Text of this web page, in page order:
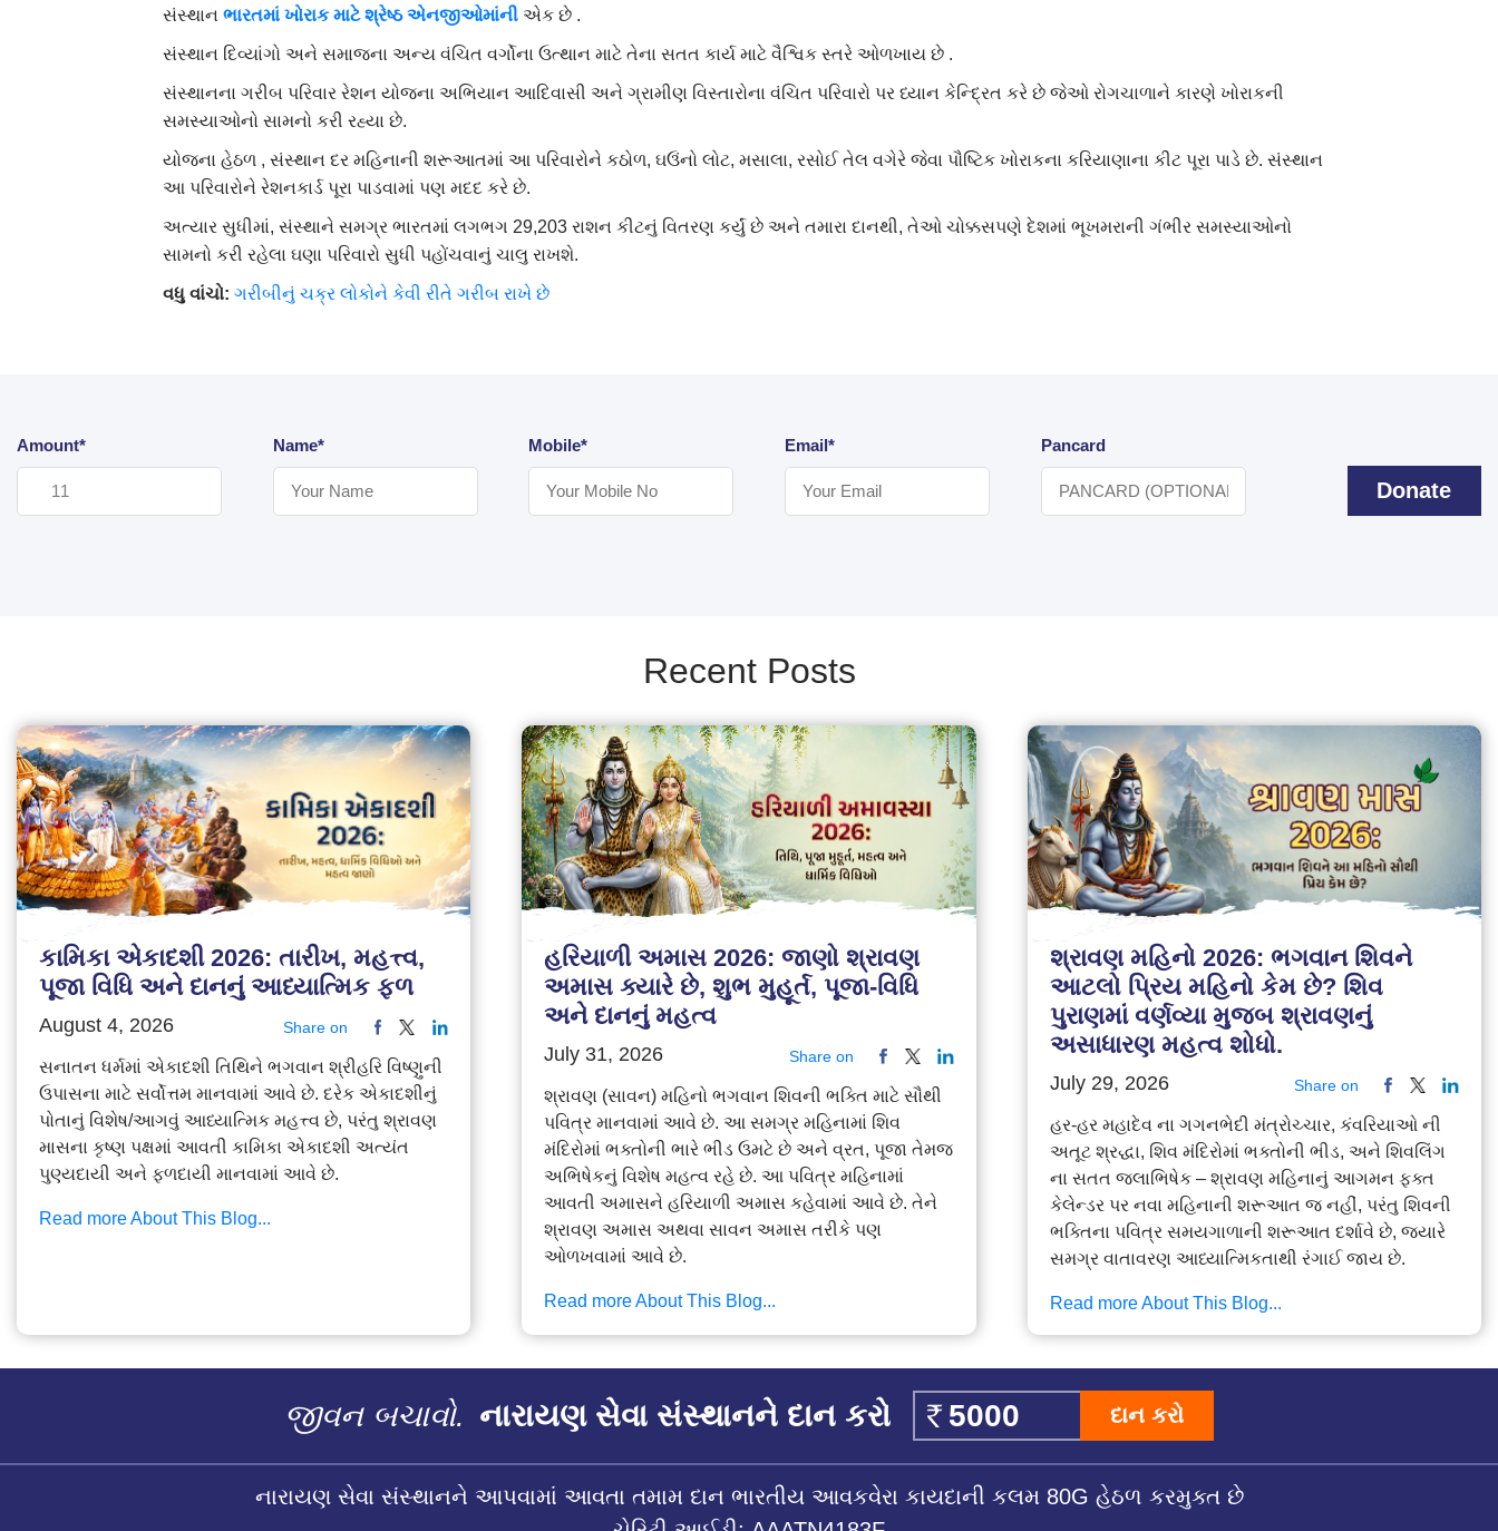
સંસ્થાનભારતમાં ખોરાક માટે શ્રેષ્ઠ એનજીઓમાંની એક છે .
સંસ્થાન દિવ્યાંગો અને સમાજના અન્ય વંચિત વર્ગોના ઉત્થાન માટે તેના સતત કાર્ય માટે વૈશ્વિક સ્તરે ઓળખાય છે .
સંસ્થાનના​ ગરીબ પરિવાર રેશન યોજના અભિયાન આદિવાસી અને ગ્રામીણ વિસ્તારોના વંચિત પરિવારો પર ધ્યાન કેન્દ્રિત કરે છે જેઓ રોગચાળાને કારણે ખોરાકની
સમસ્યાઓનો સામનો કરી રહ્યા છે.
યોજના હેઠળ , સંસ્થાન દર મહિનાની શરૂઆતમાં આ પરિવારોને કઠોળ, ઘઉંનો લોટ, મસાલા, રસોઈ તેલ વગેરે જેવા પૌષ્ટિક ખોરાકના કરિયાણાના કીટ પૂરા પાડે છે. સંસ્થાન
આ પરિવારોને રેશનકાર્ડ પૂરા પાડવામાં પણ મદદ કરે છે.
અત્યાર સુધીમાં, સંસ્થાને સમગ્ર ભારતમાં લગભગ 29,203 રાશન કીટનું વિતરણ કર્યું છે અને તમારા દાનથી, તેઓ ચોક્કસપણે દેશમાં ભૂખમરાની ગંભીર સમસ્યાઓનો
સામનો કરી રહેલા ઘણા પરિવારો સુધી પહોંચવાનું ચાલુ રાખશે.
વધુ વાંચો:ગરીબીનું ચક્ર લોકોને કેવી રીતે ગરીબ રાખે છે
Amount* Name* Mobile* Email* Pancard
Donate
Recent Posts
કામિકા એકાદશી 2026: તારીખ, મહત્ત્વ,
પૂજા વિધિ અને દાનનું આધ્યાત્મિક ફળ
August 4, 2026 Share on
સનાતન ધર્મમાં એકાદશી તિથિને ભગવાન શ્રીહરિ વિષ્ણુની
ઉપાસના માટે સર્વોત્તમ માનવામાં આવે છે. દરેક એકાદશીનું
પોતાનું વિશેષ/આગવું આધ્યાત્મિક મહત્ત્વ છે, પરંતુ શ્રાવણ
માસના કૃષ્ણ પક્ષમાં આવતી કામિકા એકાદશી અત્યંત
પુણ્યદાયી અને ફળદાયી માનવામાં આવે છે.
Read more About This Blog...
હરિયાળી અમાસ 2026: જાણો શ્રાવણ
અમાસ ક્યારે છે, શુભ મુહૂર્ત, પૂજા-વિધિ
અને દાનનું મહત્વ
July 31, 2026 Share on
શ્રાવણ (સાવન) મહિનો ભગવાન શિવની ભક્તિ માટે સૌથી
પવિત્ર માનવામાં આવે છે. આ સમગ્ર મહિનામાં શિવ
મંદિરોમાં ભક્તોની ભારે ભીડ ઉમટે છે અને વ્રત, પૂજા તેમજ
અભિષેકનું વિશેષ મહત્વ રહે છે. આ પવિત્ર મહિનામાં
આવતી અમાસને હરિયાળી અમાસ કહેવામાં આવે છે. તેને
શ્રાવણ અમાસ અથવા સાવન અમાસ તરીકે પણ
ઓળખવામાં આવે છે.
Read more About This Blog...
શ્રાવણ મહિનો 2026: ભગવાન શિવને
આટલો પ્રિય મહિનો કેમ છે? શિવ
પુરાણમાં વર્ણવ્યા મુજબ શ્રાવણનું
અસાધારણ મહત્વ શોધો.
July 29, 2026 Share on
હર-હર મહાદેવ ના ગગનભેદી મંત્રોચ્ચાર, કંવરિયાઓ ની
અતૂટ શ્રદ્ધા, શિવ મંદિરોમાં ભક્તોની ભીડ, અને શિવલિંગ
ના સતત જલાભિષેક – શ્રાવણ મહિનાનું આગમન ફક્ત
કેલેન્ડર પર નવા મહિનાની શરૂઆત જ નહીં, પરંતુ શિવની
ભક્તિના પવિત્ર સમયગાળાની શરૂઆત દર્શાવે છે, જ્યારે
સમગ્ર વાતાવરણ આધ્યાત્મિકતાથી રંગાઈ જાય છે.
Read more About This Blog...
જીવન બચાવો. નારાયણ સેવા સંસ્થાનને દાન કરો દાન કરો
નારાયણ સેવા સંસ્થાનને આપવામાં આવતા તમામ દાન ભારતીય આવકવેરા કાયદાની કલમ 80G હેઠળ કરમુક્ત છે